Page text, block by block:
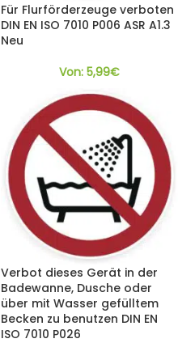
Für Flurförderzeuge verboten
DIN EN ISO 7010 P006 ASR A1.3
Neu
Von: 5,99€
Verbot dieses Gerät in der
Badewanne, Dusche oder
über mit Wasser gefülltem
Becken zu benutzen DIN EN
ISO 7010 P026